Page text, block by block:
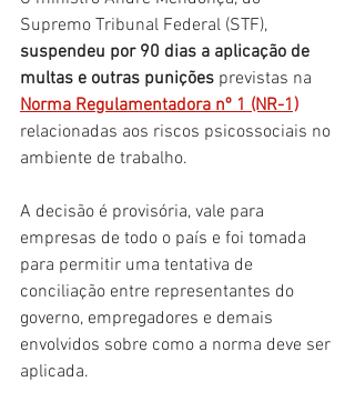
Supremo Tribunal Federal (STF),
suspendeu por 90 dias a aplicação de
multas e outras punições previstas na
Norma Regulamentadora nº 1 (NR-1)
relacionadas aos riscos psicossociais no
ambiente de trabalho.
A decisão é provisória, vale para
empresas de todo o país e foi tomada
para permitir uma tentativa de
conciliação entre representantes do
governo, empregadores e demais
envolvidos sobre como a norma deve ser
aplicada.